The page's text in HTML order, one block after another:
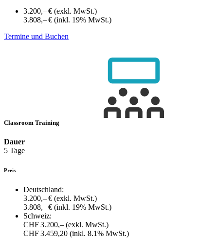
3.200,– € (exkl. MwSt.)
3.808,– € (inkl. 19% MwSt.)
Termine und Buchen
Classroom Training
Dauer
5 Tage
Preis
Deutschland:
3.200,– € (exkl. MwSt.)
3.808,– € (inkl. 19% MwSt.)
Schweiz:
CHF 3.200,– (exkl. MwSt.)
CHF 3.459,20 (inkl. 8.1% MwSt.)